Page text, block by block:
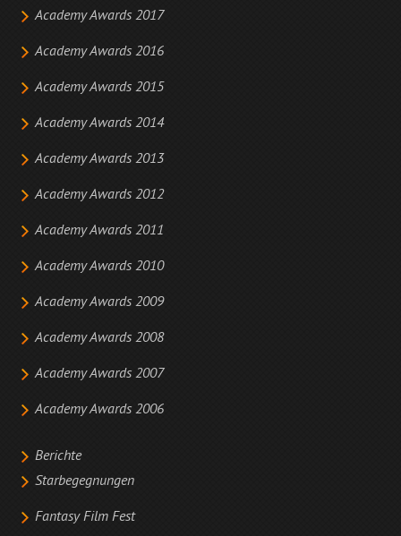
Academy Awards 2017
Academy Awards 2016
Academy Awards 2015
Academy Awards 2014
Academy Awards 2013
Academy Awards 2012
Academy Awards 2011
Academy Awards 2010
Academy Awards 2009
Academy Awards 2008
Academy Awards 2007
Academy Awards 2006
Berichte
Starbegegnungen
Fantasy Film Fest